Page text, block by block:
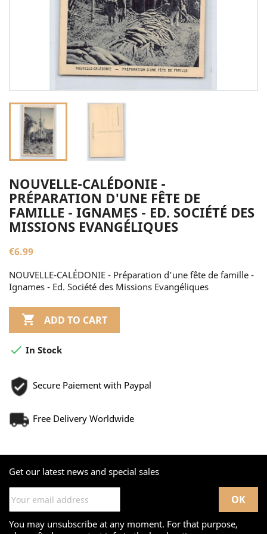
NOUVELLE-CALÉDONIE -
PRÉPARATION D'UNE FÊTE DE
FAMILLE - IGNAMES - ED. SOCIÉTÉ DES
MISSIONS EVANGÉLIQUES
€6.99
NOUVELLE-CALÉDONIE - Préparation d'une fête de famille -
Ignames - Ed. Société des Missions Evangéliques
 ADD TO CART
 In Stock
Secure Paiement with Paypal
Free Delivery Worldwide
Get our latest news and special sales
You may unsubscribe at any moment. For that purpose,